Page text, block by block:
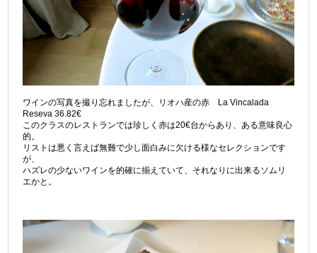
ワインの写真を撮り忘れましたが、リオハ産の赤 La Vincalada
Reseva 36.82€
このクラスのレストランでは珍しく赤は20€台からあり、ある意味良心
的。
リストは悪く言えば無難で少し面白みに欠ける様なセレクションです
が、
ハズレの少ないワインを的確に揃えていて、それなりに出来るソムリ
エかと。